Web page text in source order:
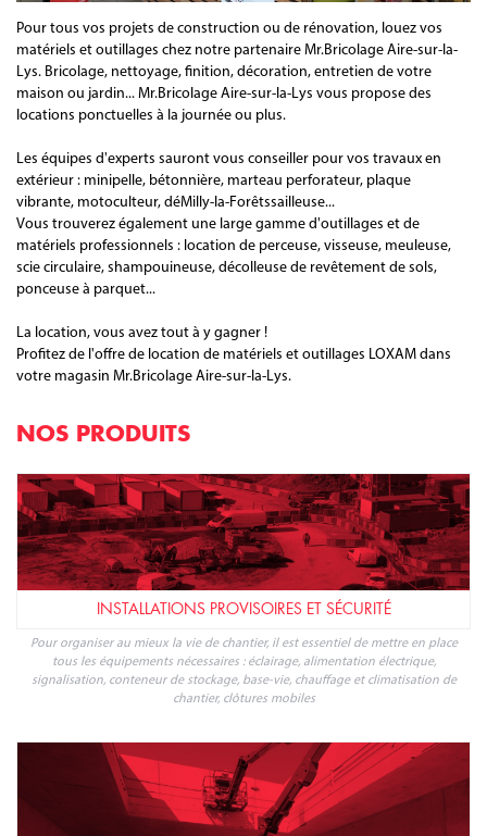
Pour tous vos projets de construction ou de rénovation, louez vos
matériels et outillages chez notre partenaire Mr.Bricolage Aire-sur-la-
Lys. Bricolage, nettoyage, finition, décoration, entretien de votre
maison ou jardin... Mr.Bricolage Aire-sur-la-Lys vous propose des
locations ponctuelles à la journée ou plus.
Les équipes d'experts sauront vous conseiller pour vos travaux en
extérieur : minipelle, bétonnière, marteau perforateur, plaque
vibrante, motoculteur, déMilly-la-Forêtssailleuse...
Vous trouverez également une large gamme d'outillages et de
matériels professionnels : location de perceuse, visseuse, meuleuse,
scie circulaire, shampouineuse, décolleuse de revêtement de sols,
ponceuse à parquet...
La location, vous avez tout à y gagner !
Profitez de l'offre de location de matériels et outillages LOXAM dans
votre magasin Mr.Bricolage Aire-sur-la-Lys.
NOS PRODUITS
INSTALLATIONS PROVISOIRES ET SÉCURITÉ
Pour organiser au mieux la vie de chantier, il est essentiel de mettre en place
tous les équipements nécessaires : éclairage, alimentation électrique,
signalisation, conteneur de stockage, base-vie, chauffage et climatisation de
chantier, clôtures mobiles